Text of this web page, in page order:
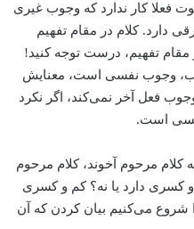
فعلا کار ندارد که وجوب غیری
دارد. کلام در مقام تفهیم
تفهیم، ‌درست توجه کنید!
وجوب نفسی است، معنایش
فعل آخر نمی‌کند، اگر نکرد
است.
کلام مرحوم آخوند، کلام مرحوم
و کسری دارد یا نه؟ کم و کسری
شروع می‌کنیم بیان کردن که آن